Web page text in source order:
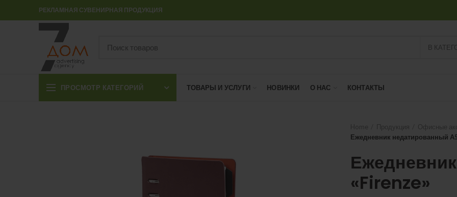
РЕКЛАМНАЯ СУВЕНИРНАЯ ПРОДУКЦИЯ
В
ПРОСМОТР КАТЕГОРИЙ ТОВАРЫ И УСЛУГИ НОВИНКИ О НАС КОНТАКТЫ
Ежедневник недатированный
«Firenze»